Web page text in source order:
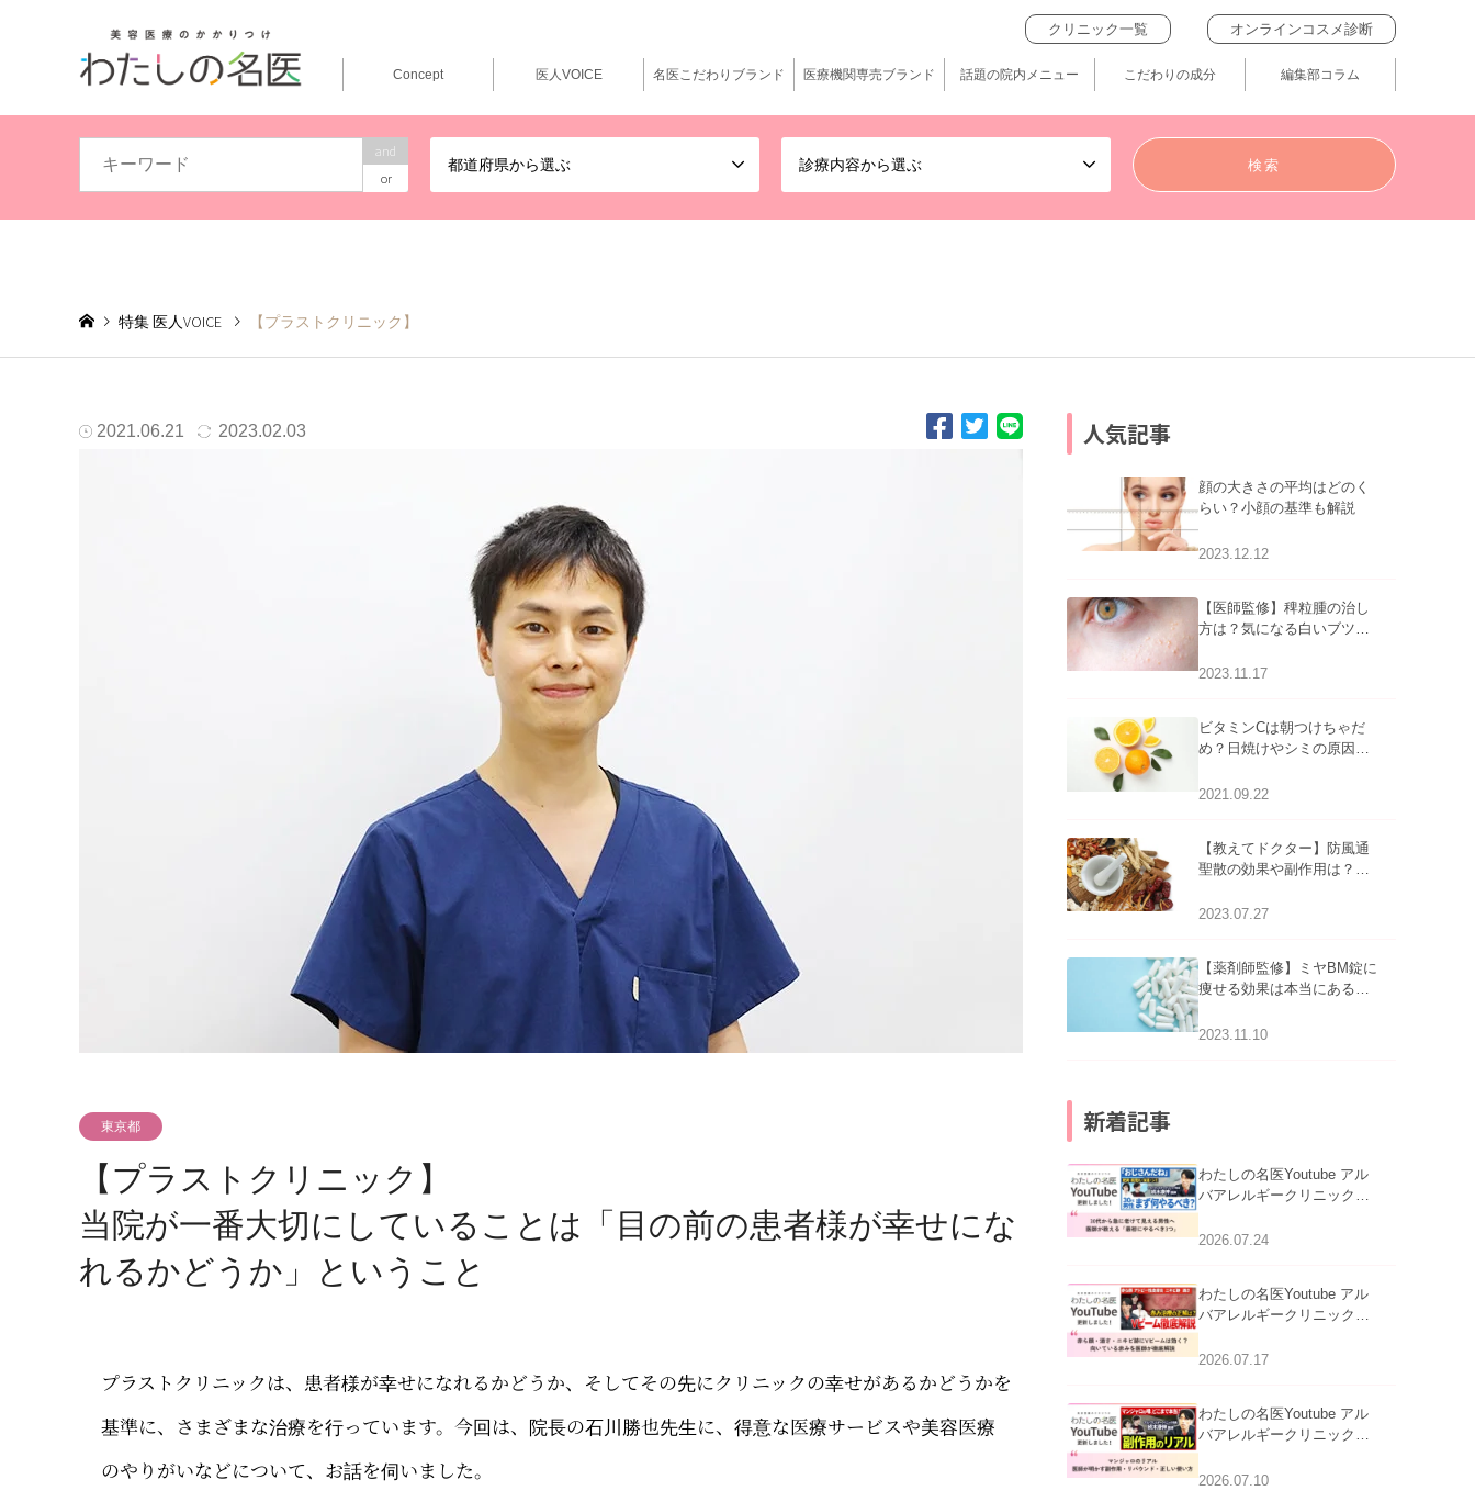
and
or
都道府県から選ぶ 診療内容から選ぶ
クリニック一覧 オンラインコスメ診断
Concept 医人VOICE 名医こだわりブランド 医療機関専売ブランド 話題の院内メニュー こだわりの成分 編集部コラム
特集 医人VOICE 【プラストクリニック】
2021.06.21 2023.02.03
東京都
【プラストクリニック】
当院が一番大切にしていることは「目の前の患者様が幸せにな
れるかどうか」ということ
プラストクリニックは、患者様が幸せになれるかどうか、そしてその先にクリニックの幸せがあるかどうかを
基準に、さまざまな治療を行っています。今回は、院長の石川勝也先生に、得意な医療サービスや美容医療
のやりがいなどについて、お話を伺いました。
人気記事
顔の大きさの平均はどのく
らい？小顔の基準も解説
2023.12.12
【医師監修】稗粒腫の治し
方は？気になる白いブツブ
アについて
2023.11.17
ビタミンCは朝つけちゃだ
め？日焼けやシミの原因に
2021.09.22
【教えてドクター】防風通
聖散の効果や副作用は？長
2023.07.27
【薬剤師監修】ミヤBM錠に
痩せる効果は本当にある
2023.11.10
新着記事
わたしの名医Youtube アル
バアレルギークリニック札
える男性へ｜医師が教える
2026.07.24
わたしの名医Youtube アル
バアレルギークリニック札
跡にVビームは効く？向い
2026.07.17
わたしの名医Youtube アル
バアレルギークリニック札
医師が明かす副作用・リバ
2026.07.10